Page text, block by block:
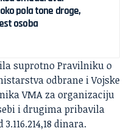
pola tone droge,
osoba
suprotno Pravilniku o
odbrane i Vojske
VMA za organizaciju
i drugima pribavila
dinara.